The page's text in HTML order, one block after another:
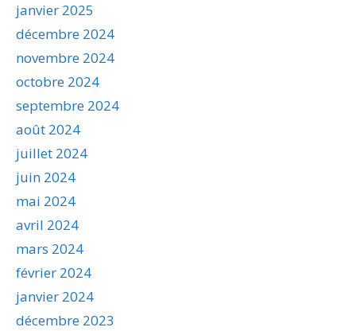
janvier 2025
décembre 2024
novembre 2024
octobre 2024
septembre 2024
août 2024
juillet 2024
juin 2024
mai 2024
avril 2024
mars 2024
février 2024
janvier 2024
décembre 2023